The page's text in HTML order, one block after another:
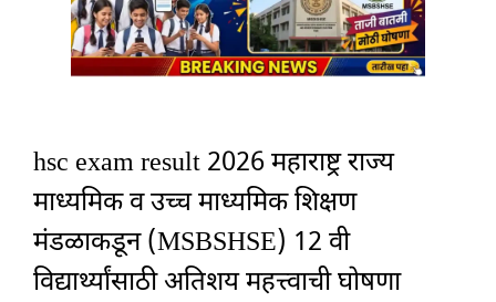
hsc exam result 2026 महाराष्ट्र राज्य
माध्यमिक व उच्च माध्यमिक शिक्षण
मंडळाकडून (MSBSHSE) 12 वी
विद्यार्थ्यांसाठी अतिशय महत्त्वाची घोषणा